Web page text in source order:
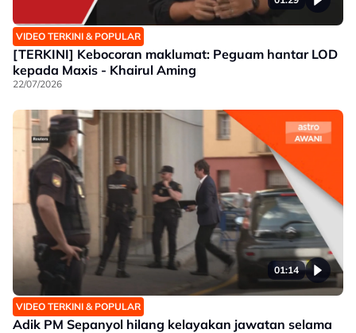
VIDEO TERKINI & POPULAR
[TERKINI] Kebocoran maklumat: Peguam hantar LOD
kepada Maxis - Khairul Aming
22/07/2026
01:14
VIDEO TERKINI & POPULAR
Adik PM Sepanyol hilang kelayakan jawatan selama